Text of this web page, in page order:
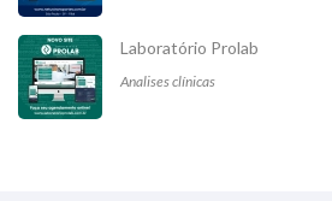
Laboratório Prolab
Analises clínicas